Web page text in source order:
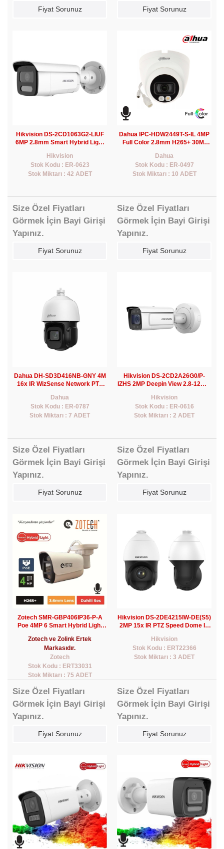
Fiyat Sorunuz Fiyat Sorunuz
Hikvision DS-2CD1063G2-LIUF
6MP 2.8mm Smart Hybrid Light
Hikvision
Stok Kodu : ER-0623
Stok Miktarı : 42 ADET
Size Özel Fiyatları
Görmek İçin Bayi Girişi
Yapınız.
Fiyat Sorunuz
Dahua IPC-HDW2449T-S-IL 4MP
Full Color 2.8mm H265+ 30Mt
Dahua
Stok Kodu : ER-0497
Stok Miktarı : 10 ADET
Size Özel Fiyatları
Görmek İçin Bayi Girişi
Yapınız.
Fiyat Sorunuz
Dahua DH-SD3D416NB-GNY 4M
16x IR WizSense Network PTZ
Dahua
Stok Kodu : ER-0787
Stok Miktarı : 7 ADET
Size Özel Fiyatları
Görmek İçin Bayi Girişi
Yapınız.
Fiyat Sorunuz
Hikvision DS-2CD2A26G0/P-
IZHS 2MP Deepin View 2.8-12mm
Kamera(50Mt.)(Plaka Okuma)
Hikvision
Stok Kodu : ER-0616
Stok Miktarı : 2 ADET
Size Özel Fiyatları
Görmek İçin Bayi Girişi
Yapınız.
Fiyat Sorunuz
Zotech SMR-GBP406IP36-P-A
Poe 4MP 6 Smart Hybrid Light
Kamera(Sesli)
Zotech ve Zolink Ertek
Markasıdır.
Zotech
Stok Kodu : ERT33031
Stok Miktarı : 75 ADET
Size Özel Fiyatları
Görmek İçin Bayi Girişi
Yapınız.
Fiyat Sorunuz
Hikvision DS-2DE4215IW-DE(S5)
2MP 15x IR PTZ Speed Dome IP
Hikvision
Stok Kodu : ERT22366
Stok Miktarı : 3 ADET
Size Özel Fiyatları
Görmek İçin Bayi Girişi
Yapınız.
Fiyat Sorunuz